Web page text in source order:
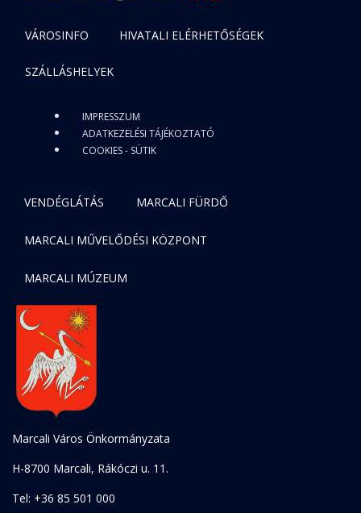
VÁROSINFO HIVATALI ELÉRHETŐSÉGEK
SZÁLLÁSHELYEK
IMPRESSZUM
ADATKEZELÉSI TÁJÉKOZTATÓ
COOKIES - SÜTIK
VENDÉGLÁTÁS MARCALI FÜRDŐ
MARCALI MŰVELŐDÉSI KÖZPONT
MARCALI MÚZEUM
Marcali Város Önkormányzata
H-8700 Marcali, Rákóczi u. 11.
Tel: +36 85 501 000